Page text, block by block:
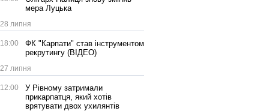
мера Луцька
28 липня
18:00
ФК "Карпати" став інструментом
рекрутингу (ВІДЕО)
27 липня
12:00
У Рівному затримали
прикарпатця, який хотів
врятувати двох ухилянтів